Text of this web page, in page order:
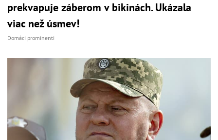
prekvapuje záberom v bikinách. Ukázala
viac než úsmev!
Domáci prominenti